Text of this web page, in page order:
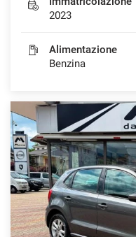
2023
Alimentazione
Benzina